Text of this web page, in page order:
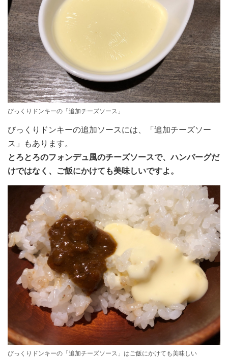
びっくりドンキーの「追加チーズソース」
びっくりドンキーの追加ソースには、「追加チーズソー
ス」もあります。
とろとろのフォンデュ風のチーズソースで、ハンバーグだ
けではなく、ご飯にかけても美味しいですよ。
びっくりドンキーの「追加チーズソース」はご飯にかけても美味しい